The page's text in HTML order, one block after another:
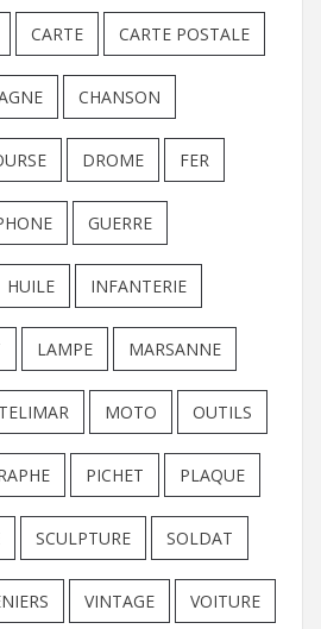
CARTE CARTE POSTALE
CHANSON
DROME FER
GUERRE
HUILE INFANTERIE
LAMPE MARSANNE
MOTO OUTILS
PICHET PLAQUE
SCULPTURE SOLDAT
VINTAGE VOITURE